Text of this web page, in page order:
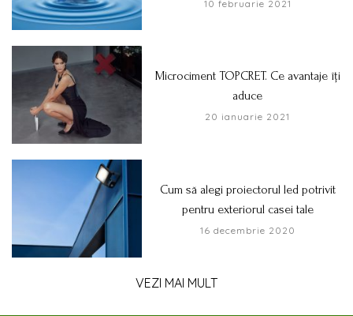
10 februarie 2021
Microciment TOPCRET. Ce avantaje îți
aduce
20 ianuarie 2021
Cum să alegi proiectorul led potrivit
pentru exteriorul casei tale
16 decembrie 2020
VEZI MAI MULT